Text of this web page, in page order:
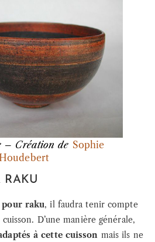
– Création de Sophie
RAKU
pour raku, il faudra tenir compte
D’une manière générale,
à cette cuisson mais ils ne